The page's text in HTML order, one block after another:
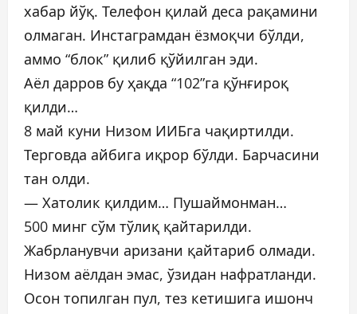
хабар йўқ. Телефон қилай деса рақамини
олмаган. Инстаграмдан ёзмоқчи бўлди,
аммо “блок” қилиб қўйилган эди.
Аёл дарров бу ҳақда “102”га қўнғироқ
қилди…
8 май куни Низом ИИБга чақиртилди.
Терговда айбига иқрор бўлди. Барчасини
тан олди.
— Хатолик қилдим… Пушаймонман…
500 минг сўм тўлиқ қайтарилди.
Жабрланувчи аризани қайтариб олмади.
Низом аёлдан эмас, ўзидан нафратланди.
Осон топилган пул, тез кетишига ишонч